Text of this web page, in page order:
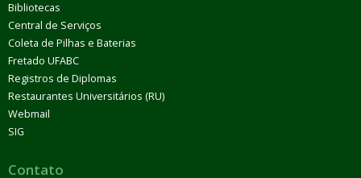
Bibliotecas
Central de Serviços
Coleta de Pilhas e Baterias
Fretado UFABC
Registros de Diplomas
Restaurantes Universitários (RU)
Webmail
SIG
Contato